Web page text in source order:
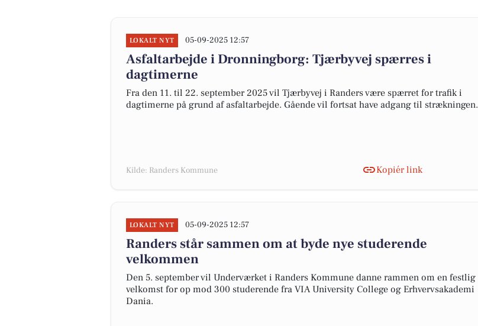
LOKALT NYT 05-09-2025 12:57
Asfaltarbejde i Dronningborg: Tjærbyvej spærres i
dagtimerne
Fra den 11. til 22. september 2025 vil Tjærbyvej i Randers være spærret for trafik i
dagtimerne på grund af asfaltarbejde. Gående vil fortsat have adgang til strækningen.
Kilde: Randers Kommune Kopiér link
LOKALT NYT 05-09-2025 12:57
Randers står sammen om at byde nye studerende
velkommen
Den 5. september vil Underværket i Randers Kommune danne rammen om en festlig
velkomst for op mod 300 studerende fra VIA University College og Erhvervsakademi
Dania.